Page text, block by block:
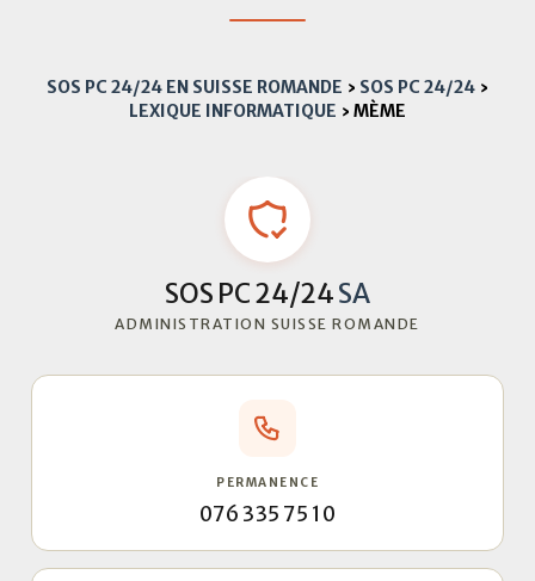
SOS PC 24/24 EN SUISSE ROMANDE › SOS PC 24/24 ›
LEXIQUE INFORMATIQUE › MÈME
SOS PC 24/24SA
ADMINISTRATION SUISSE ROMANDE
PERMANENCE
076 335 75 10